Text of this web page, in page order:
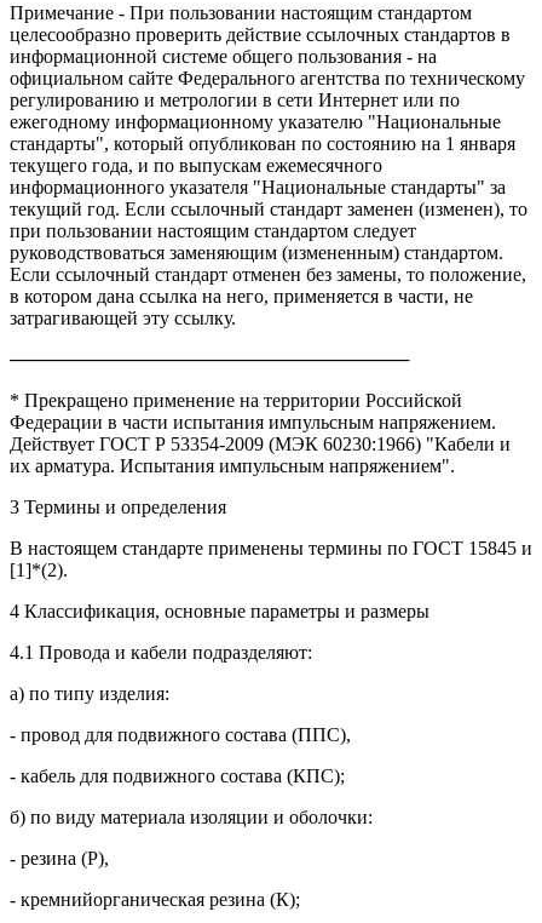
Примечание - При пользовании настоящим стандартом
целесообразно проверить действие ссылочных стандартов в
информационной системе общего пользования - на
официальном сайте Федерального агентства по техническому
регулированию и метрологии в сети Интернет или по
ежегодному информационному указателю "Национальные
стандарты", который опубликован по состоянию на 1 января
текущего года, и по выпускам ежемесячного
информационного указателя "Национальные стандарты" за
текущий год. Если ссылочный стандарт заменен (изменен), то
при пользовании настоящим стандартом следует
руководствоваться заменяющим (измененным) стандартом.
Если ссылочный стандарт отменен без замены, то положение,
в котором дана ссылка на него, применяется в части, не
затрагивающей эту ссылку.
──────────────────────────────
* Прекращено применение на территории Российской
Федерации в части испытания импульсным напряжением.
Действует ГОСТ Р 53354-2009 (МЭК 60230:1966) "Кабели и
их арматура. Испытания импульсным напряжением".
3 Термины и определения
В настоящем стандарте применены термины по ГОСТ 15845 и
[1]*(2).
4 Классификация, основные параметры и размеры
4.1 Провода и кабели подразделяют:
а) по типу изделия:
- провод для подвижного состава (ППС),
- кабель для подвижного состава (КПС);
б) по виду материала изоляции и оболочки:
- резина (Р),
- кремнийорганическая резина (К);